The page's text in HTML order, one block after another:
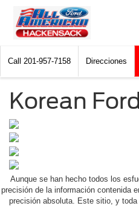
Call 201-957-7158 Direcciones
Korean
Aunque se han hecho todos los
precisión de la información contenida
precisión absoluta. Este sitio, y